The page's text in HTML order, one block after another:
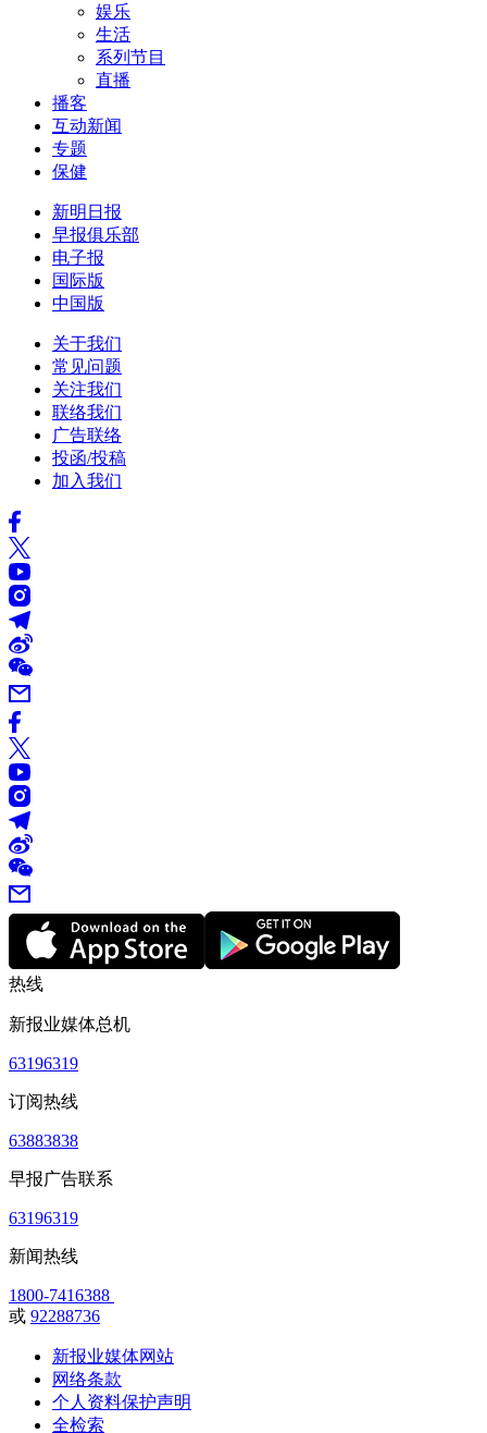
娱乐
生活
系列节目
直播
播客
互动新闻
专题
保健
新明日报
早报俱乐部
电子报
国际版
中国版
关于我们
常见问题
关注我们
联络我们
广告联络
投函/投稿
加入我们
热线
新报业媒体总机
63196319
订阅热线
63883838
早报广告联系
63196319
新闻热线
1800-7416388
或 92288736
新报业媒体网站
网络条款
个人资料保护声明
全检索